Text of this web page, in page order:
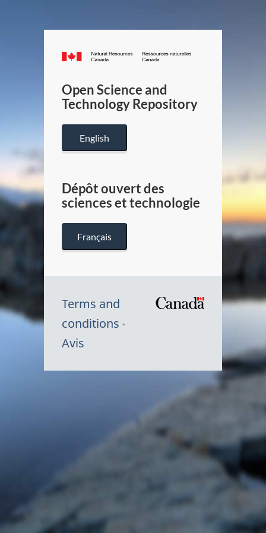
Canada.ca
/
Canada
Open Science and
Technology Repository
English
Dépôt ouvert des
sciences et technologie
Français
Terms and
conditions
Avis
du